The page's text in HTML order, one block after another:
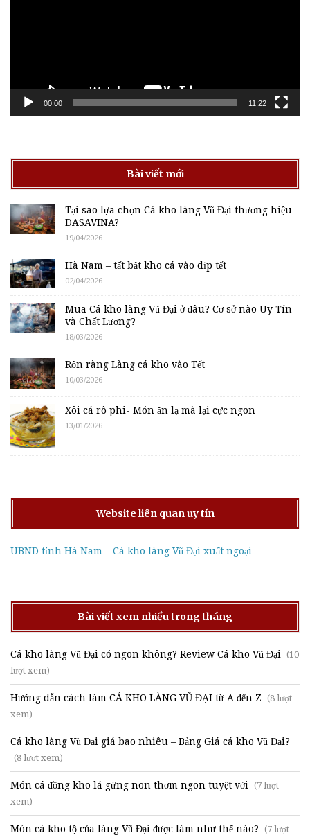
00:00 11:22
Bài viết mới
Tại sao lựa chọn Cá kho làng Vũ Đại thương hiệu
DASAVINA?
19/04/2026
Hà Nam – tất bật kho cá vào dịp tết
02/04/2026
Mua Cá kho làng Vũ Đại ở đâu? Cơ sở nào Uy Tín
và Chất Lượng?
18/03/2026
Rộn ràng Làng cá kho vào Tết
10/03/2026
Xôi cá rô phi- Món ăn lạ mà lại cực ngon
13/01/2026
Website liên quan uy tín
UBND tỉnh Hà Nam – Cá kho làng Vũ Đại xuất ngoại
Bài viết xem nhiều trong tháng
Cá kho làng Vũ Đại có ngon không? Review Cá kho Vũ Đại (10
lượt xem)
Hướng dẫn cách làm CÁ KHO LÀNG VŨ ĐẠI từ A đến Z (8 lượt
xem)
Cá kho làng Vũ Đại giá bao nhiêu – Bảng Giá cá kho Vũ Đại?
(8 lượt xem)
Món cá đồng kho lá gừng non thơm ngon tuyệt vời (7 lượt
xem)
Món cá kho tộ của làng Vũ Đại được làm như thế nào? (7 lượt